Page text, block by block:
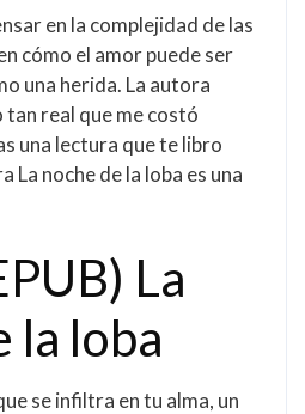
en la complejidad de las
cómo el amor puede ser
una herida. La autora
real que me costó
una lectura que te libro
La noche de la loba es una
La
la loba
se infiltra en tu alma, un